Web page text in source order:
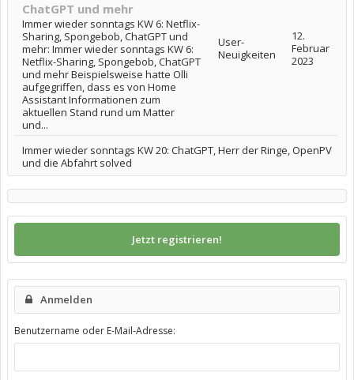
ChatGPT und mehr
Immer wieder sonntags KW 6: Netflix-
Sharing, Spongebob, ChatGPT und
mehr: Immer wieder sonntags KW 6:
Netflix-Sharing, Spongebob, ChatGPT
und mehr Beispielsweise hatte Olli
aufgegriffen, dass es von Home
Assistant Informationen zum
aktuellen Stand rund um Matter
und...
User-
Neuigkeiten
12.
Februar
2023
Immer wieder sonntags KW 20: ChatGPT, Herr der Ringe, OpenPV
und die Abfahrt solved
Jetzt registrieren!
Anmelden
Benutzername oder E-Mail-Adresse: